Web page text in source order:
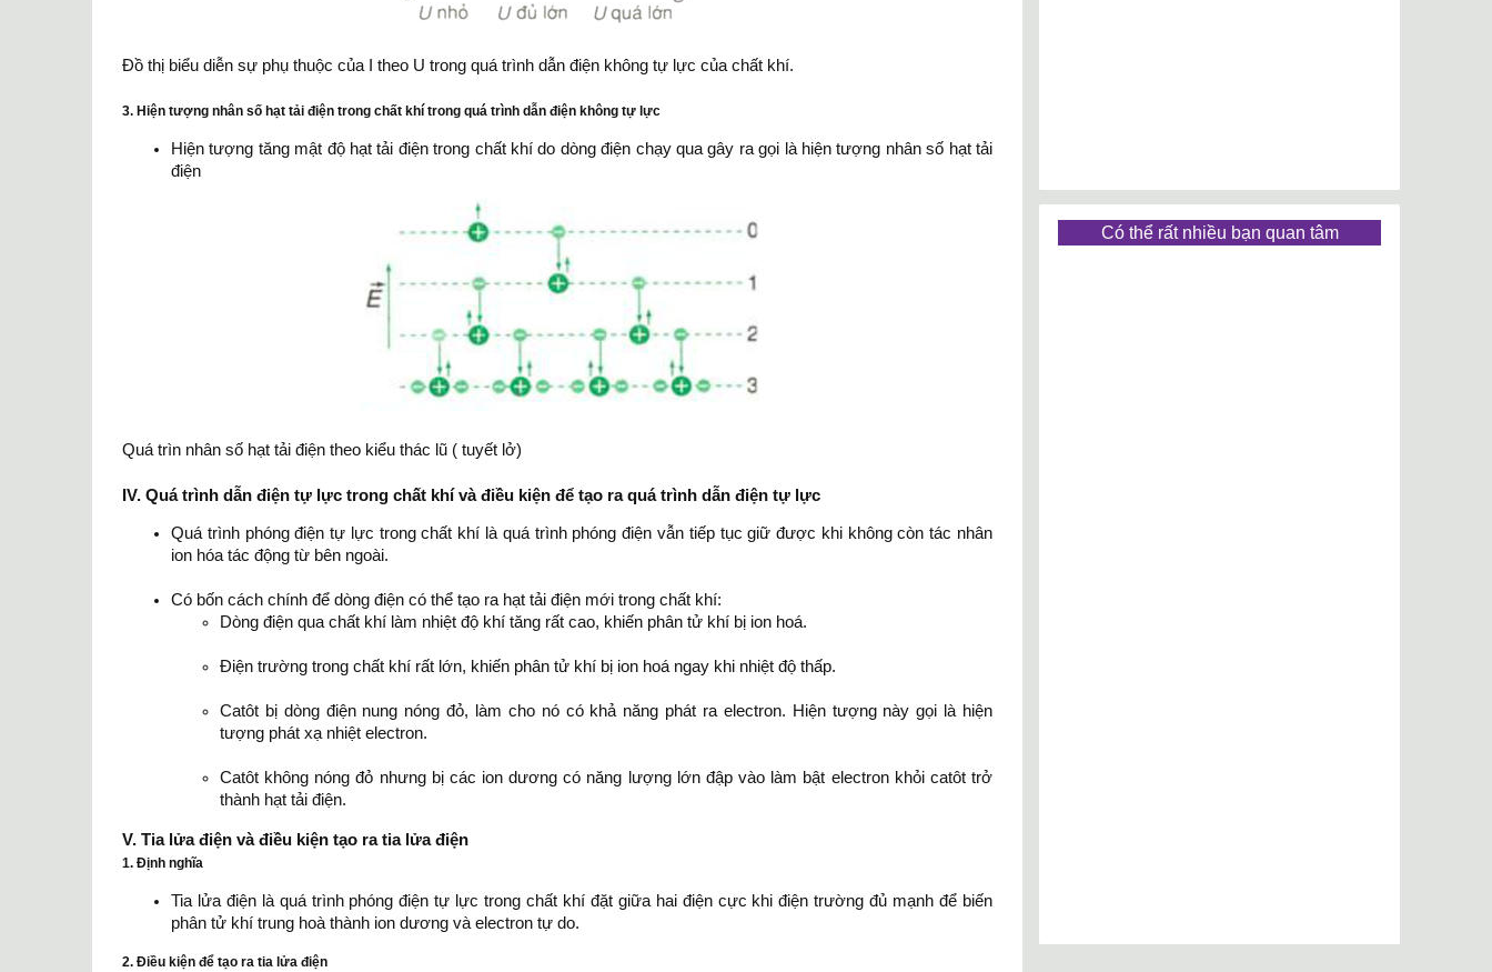
Đồ thị biểu diễn sự phụ thuộc của I theo U trong quá trình dẫn điện không tự lực của chất khí.
3. Hiện tượng nhân số hạt tải điện trong chất khí trong quá trình dẫn điện không tự lực
Hiện tượng tăng mật độ hạt tải điện trong chất khí do dòng điện chạy qua gây ra gọi là hiện tượng nhân số hạt tải
điện
Quá trìn nhân số hạt tải điện theo kiểu thác lũ ( tuyết lở)
IV. Quá trình dẫn điện tự lực trong chất khí và điều kiện để tạo ra quá trình dẫn điện tự lực
Quá trình phóng điện tự lực trong chất khí là quá trình phóng điện vẫn tiếp tục giữ được khi không còn tác nhân
ion hóa tác động từ bên ngoài.
Có bốn cách chính để dòng điện có thể tạo ra hạt tải điện mới trong chất khí:
Dòng điện qua chất khí làm nhiệt độ khí tăng rất cao, khiến phân tử khí bị ion hoá.
Điện trường trong chất khí rất lớn, khiến phân tử khí bị ion hoá ngay khi nhiệt độ thấp.
Catôt bị dòng điện nung nóng đỏ, làm cho nó có khả năng phát ra electron. Hiện tượng này gọi là hiện
tượng phát xạ nhiệt electron.
Catôt không nóng đỏ nhưng bị các ion dương có năng lượng lớn đập vào làm bật electron khỏi catôt trở
thành hạt tải điện.
V. Tia lửa điện và điều kiện tạo ra tia lửa điện
1. Định nghĩa
Tia lửa điện là quá trình phóng điện tự lực trong chất khí đặt giữa hai điện cực khi điện trường đủ mạnh để biến
phân tử khí trung hoà thành ion dương và electron tự do.
2. Điều kiện để tạo ra tia lửa điện
Có thể rất nhiều bạn quan tâm